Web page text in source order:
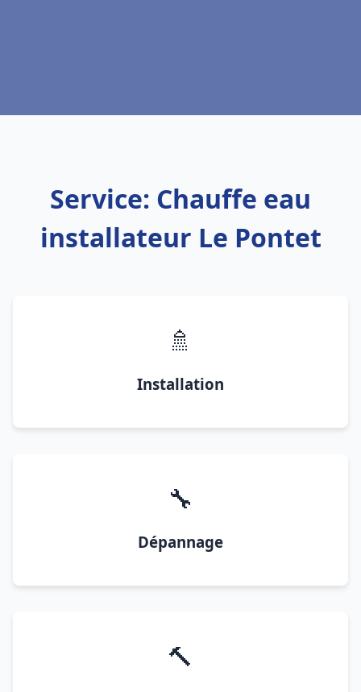
Service: Chauffe eau
installateur Le Pontet
🚿
Installation
🔧
Dépannage
🔨